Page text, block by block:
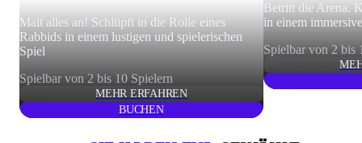
Malt alles an! Schlüpft in die Rolle eines
Rabbids in einem lustigen und spielerischen
Spiel
Spielbar von 2 bis 10 Spielern
MEHR ERFAHREN
BUCHEN
Betritt die Arena.
in einem
Spielbar von 2 bis